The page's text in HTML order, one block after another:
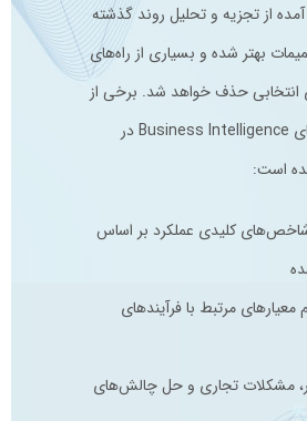
از تجزیه و تحلیل روند گذشته
بهتر شده و بسیاری از راه‌های
انتخابی حذف خواهد شد. برخی از
مهم‌ترین ویژگی‌های Business Intelligence در
است:
کلیدی عملکرد بر اساس
معیارهای مرتبط با فرآیندهای
مشکلات تجاری و حل چالش‌های